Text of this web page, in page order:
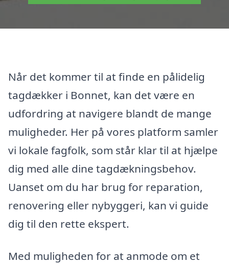
Når det kommer til at finde en pålidelig
tagdækker i Bonnet, kan det være en
udfordring at navigere blandt de mange
muligheder. Her på vores platform samler
vi lokale fagfolk, som står klar til at hjælpe
dig med alle dine tagdækningsbehov.
Uanset om du har brug for reparation,
renovering eller nybyggeri, kan vi guide
dig til den rette ekspert.
Med muligheden for at anmode om et